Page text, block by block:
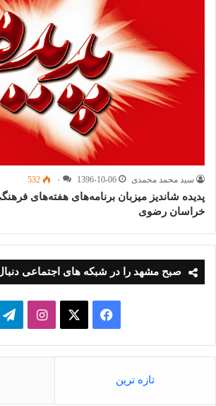
سید محمد محمدی 1396-10-06 ۰ 532
پدیده شاندیز میزبان برنامه‌های هفته‌های
خراسان رضوی
صبح مشهد را در شبکه های اجتماعی
فیسبوک ایکس
تازه ترین